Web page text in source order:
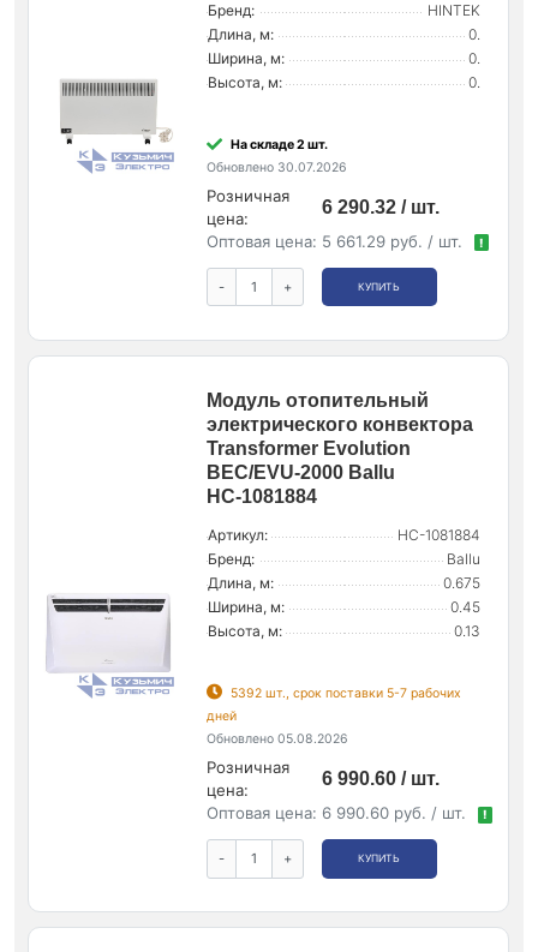
Бренд:
HINTEK
Длина, м:
0.
Ширина, м:
0.
Высота, м:
0.
На складе 2 шт.
Обновлено 30.07.2026
Розничная
цена:
6 290.32 / шт.
Оптовая цена: 5 661.29 руб. / шт. !
- + КУПИТЬ
Модуль отопительный
электрического конвектора
Transformer Evolution
BEC/EVU-2000 Ballu
НС-1081884
Артикул:
НС-1081884
Бренд:
Ballu
Длина, м:
0.675
Ширина, м:
0.45
Высота, м:
0.13
5392 шт., срок поставки 5-7 рабочих
дней
Обновлено 05.08.2026
Розничная
цена:
6 990.60 / шт.
Оптовая цена: 6 990.60 руб. / шт. !
- + КУПИТЬ